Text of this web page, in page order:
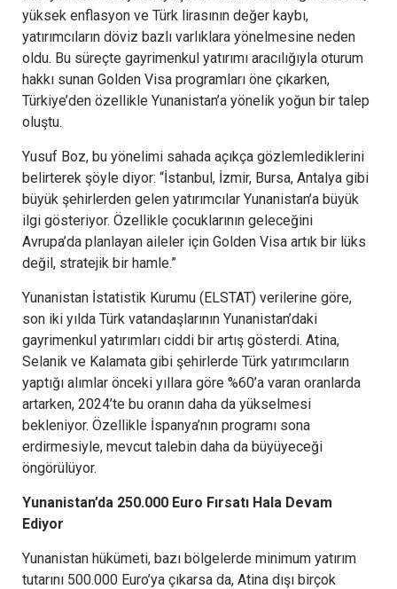
yüksek enflasyon ve Türk lirasının değer kaybı,
yatırımcıların döviz bazlı varlıklara yönelmesine neden
oldu. Bu süreçte gayrimenkul yatırımı aracılığıyla oturum
hakkı sunan Golden Visa programları öne çıkarken,
Türkiye’den özellikle Yunanistan’a yönelik yoğun bir talep
oluştu.
Yusuf Boz, bu yönelimi sahada açıkça gözlemlediklerini
belirterek şöyle diyor: “İstanbul, İzmir, Bursa, Antalya gibi
büyük şehirlerden gelen yatırımcılar Yunanistan’a büyük
ilgi gösteriyor. Özellikle çocuklarının geleceğini
Avrupa’da planlayan aileler için Golden Visa artık bir lüks
değil, stratejik bir hamle.”
Yunanistan İstatistik Kurumu (ELSTAT) verilerine göre,
son iki yılda Türk vatandaşlarının Yunanistan’daki
gayrimenkul yatırımları ciddi bir artış gösterdi. Atina,
Selanik ve Kalamata gibi şehirlerde Türk yatırımcıların
yaptığı alımlar önceki yıllara göre %60’a varan oranlarda
artarken, 2024’te bu oranın daha da yükselmesi
bekleniyor. Özellikle İspanya’nın programı sona
erdirmesiyle, mevcut talebin daha da büyüyeceği
öngörülüyor.
Yunanistan’da 250.000 Euro Fırsatı Hala Devam
Ediyor
Yunanistan hükümeti, bazı bölgelerde minimum yatırım
tutarını 500.000 Euro’ya çıkarsa da, Atina dışı birçok